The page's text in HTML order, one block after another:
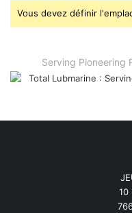
Vous devez définir
Serving Pioneering
10